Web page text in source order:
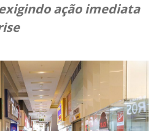
ação imediata